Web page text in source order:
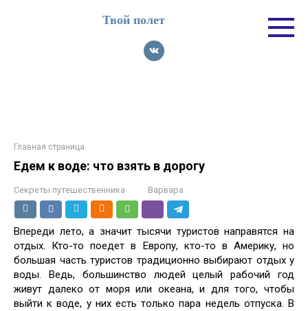
Твой полет
Главная страница
Едем к воде: что взять в дорогу
Секреты путешественника Варвара
Впереди лето, а значит тысячи туристов направятся на
отдых. Кто-то поедет в Европу, кто-то в Америку, но
большая часть туристов традиционно выбирают отдых у
воды. Ведь, большинство людей целый рабочий год
живут далеко от моря или океана, и для того, чтобы
выйти к воде, у них есть только пара недель отпуска. В